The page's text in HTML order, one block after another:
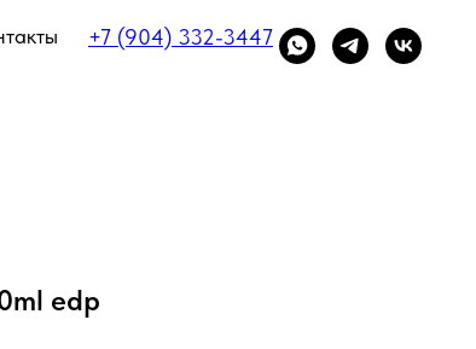
+7 (904) 332-3447
edp